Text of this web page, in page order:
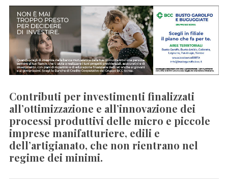
Contributi per investimenti finalizzati
all’ottimizzazione e all’innovazione dei
processi produttivi delle micro e piccole
imprese manifatturiere, edili e
dell’artigianato, che non rientrano nel
regime dei minimi.